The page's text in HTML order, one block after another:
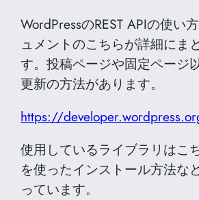
WordPressのREST APIの使い
ュメントのこちらが詳細にま
す。投稿ページや固定ページ
更新の方法があります。
https://
使用しているライブラリはこ
を使ったインストール方法な
っています。